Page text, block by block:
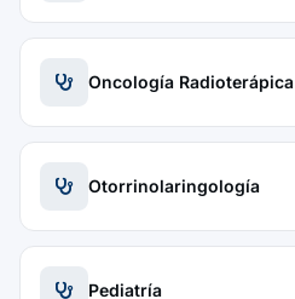
Oncología Radioterápica
Otorrinolaringología
Pediatría